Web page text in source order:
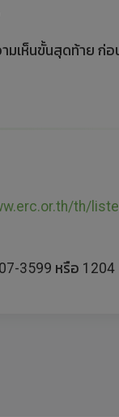
มเห็นขั้นสุดท้าย ก่อ
th/
3599 หรือ 1204